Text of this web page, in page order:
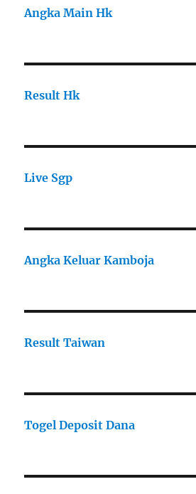
Angka Main Hk
Result Hk
Live Sgp
Angka Keluar Kamboja
Result Taiwan
Togel Deposit Dana